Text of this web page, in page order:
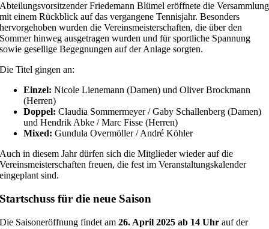
Abteilungsvorsitzender Friedemann Blümel eröffnete die Versammlung
mit einem Rückblick auf das vergangene Tennisjahr. Besonders
hervorgehoben wurden die Vereinsmeisterschaften, die über den
Sommer hinweg ausgetragen wurden und für sportliche Spannung
sowie gesellige Begegnungen auf der Anlage sorgten.
Die Titel gingen an:
Einzel: Nicole Lienemann (Damen) und Oliver Brockmann
(Herren)
Doppel: Claudia Sommermeyer / Gaby Schallenberg (Damen)
und Hendrik Abke / Marc Fisse (Herren)
Mixed: Gundula Overmöller / André Köhler
Auch in diesem Jahr dürfen sich die Mitglieder wieder auf die
Vereinsmeisterschaften freuen, die fest im Veranstaltungskalender
eingeplant sind.
Startschuss für die neue Saison
Die Saisoneröffnung findet am26. April 2025 ab 14 Uhr auf der